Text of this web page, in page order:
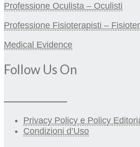
Professione Oculista – Oculisti
Professione Fisioterapisti –
Medical Evidence
Follow Us On
Privacy Policy e Policy
Condizioni d’Uso